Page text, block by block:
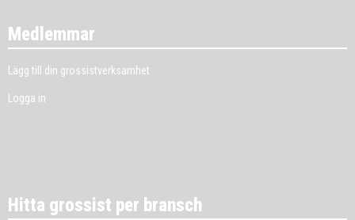
Medlemmar
Lägg till din grossistverksamhet
Logga in
Hitta grossist per bransch